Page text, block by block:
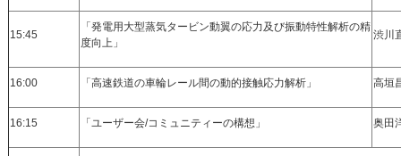
15:45
「発電用大型蒸気タービン動翼の応力及び振動特性解析の精
度向上」
渋川
16:00 「高速鉄道の車輪レール間の動的接触応力解析」 高垣
16:15 「ユーザー会/コミュニティーの構想」 奥田